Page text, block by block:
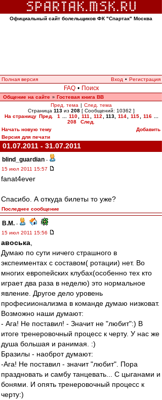
Официальный сайт болельщиков ФК "Спартак" Москва
Полная версия Вход • Регистрация
FAQ • Поиск
Общение на сайте » Гостевая книга ВВ
Пред. тема | След. тема
Страница 113из 208[ Сообщений: 10362 ]
На страницу Пред. 1 110 111 112 113, 114 115 116
208
След.
Начать новую тему
Добавить
Версия для печати
01.07.2011 - 31.07.2011
blind_guardian -
15 июл 2011 15:57
fanat4ever
Спасибо. А откуда билеты то уже?
Последнее сообщение
В.М. -
15 июл 2011 15:56
авоська
Думаю по сути ничего страшного в
экспеиментах с составом( ротации) нет. Во
многих европейских клубах(особенно тех кто
играет два раза в неделю) это нормальное
явление. Другое дело уровень
професиионализма в команде думаю низковат.
Возможно наши думают:
- Ага! Не поставил! - Значит не "любит":) В
итоге тренеровочный процесс к черту. У нас же
душа большая и ранимая. :)
Бразилы - наоброт думают:
-Ага! Не поставил - значит "любит". Пора
праздновать и самбу танцевать... С цыганами и
бонями. И опять тренеровочный процесс к
черту:)